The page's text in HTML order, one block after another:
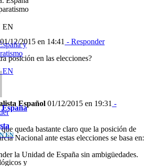
y
EN
EN
12/2015 en 14:41 - Responder
posición en las elecciones?
Español 01/12/2015 en 19:31 -
queda bastante claro que la posición de
Nacional ante estas elecciones se basa en:
la Unidad de España sin ambigüedades.